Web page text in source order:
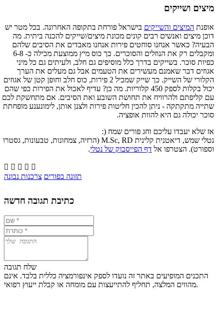
מיצים ושייקים
אופנת המיצים והשייקים בישראל פורחת בתקופה האחרונה. בכל מטר יש
דוכן מיצים ואנשים רבים קונים מכונת מיצים/שייקים להכנה ביתית. מה
הבעיה? כאשר אנחנו סוחטים פירות אנחנו מאבדים את הסיבים שלהם
ומקבלים רק את הנוזלים והסוכרים. כך כוס מיץ ממוצעת מכילה כ- 6-8
כפיות סוכר. בשייקים בדרך כלל מוסיפים גם חלב, ולעיתים גם כל מיני
אגוזים דבר שאמנם מעשירים את הטעמים אבל גם מעלים את הערך
הקלורי של השייק. כך שייק שמכיל 2 פירות, כוס חלב וחופן קטן של אגוזים
יכול בקלות לספק 450 קלוריות. מה כן? עדיף לאכול את הפירות כפי שהם
עם קליפתם ולהרוויח את תחושת השובע ואת הסיבים. אם מתחשקת לכם
שתייה מתקתקה - ניתן להכין חליטות פירות ולצנן אותן, לימונענע מופחתת
סוכר יכולה גם היא להוות אופציה.
אז שלא יעבדו עליכם וחג פורים שמח (:
נטלי שמש, דיאטנית קלינית M.Sc, RD (הרזיה, צמחונות, טבעונות, גסטרו
וספורט). הצטרפו אל דף הפייסבוק של נטלי.
    
תזונה בפורים צרכנות נבונה
כתיבת תגובה חדשה
שלח תגובה
התכנים המופיעים באתר זה נועדו לספק אינפורמציה כללית בלבד. אינם
מהווים המלצה, תחליף להתייעצות עם מומחה או קבלת ייעוץ רפואי.